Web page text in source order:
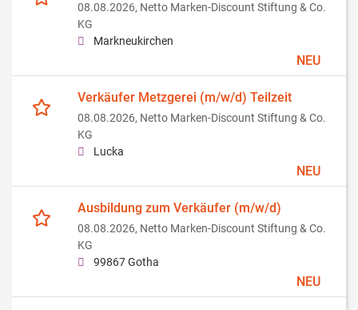
08.08.2026, Netto Marken-Discount Stiftung & Co.
KG
Markneukirchen
NEU
Verkäufer Metzgerei (m/w/d) Teilzeit
08.08.2026, Netto Marken-Discount Stiftung & Co.
KG
Lucka
NEU
Ausbildung zum Verkäufer (m/w/d)
08.08.2026, Netto Marken-Discount Stiftung & Co.
KG
99867 Gotha
NEU